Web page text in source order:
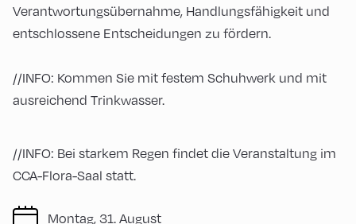
Montag, 31. August
Verantwortungsübernahme, Handlungsfähigkeit und
entschlossene Entscheidungen zu fördern.
//INFO: Kommen Sie mit festem Schuhwerk und mit
ausreichend Trinkwasser.
//INFO: Bei starkem Regen findet die Veranstaltung im
CCA-Flora-Saal statt.